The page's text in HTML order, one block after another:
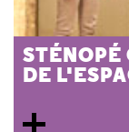
STÉNOPÉ
DE